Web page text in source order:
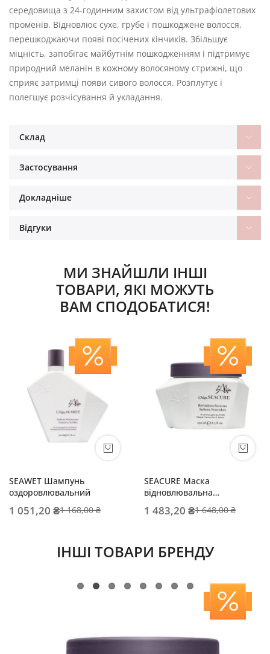
середовища з 24-годинним захистом від ультрафіолетових
променів. Відновлює сухе, грубе і пошкоджене волосся,
перешкоджаючи появі посічених кінчиків. Збільшує
міцність, запобігає майбутнім пошкодженням і підтримує
природний меланін в кожному волосяному стрижні, що
сприяє затримці появи сивого волосся. Розплутує і
полегшує розчісування й укладання.
Склад
Застосування
Докладніше
Відгуки
МИ ЗНАЙШЛИ ІНШІ
ТОВАРИ, ЯКІ МОЖУТЬ
ВАМ СПОДОБАТИСЯ!
SEAWET Шампунь
оздоровлювальний
1 051,20 ₴1 168,00 ₴
SEACURE Маска
відновлювальна
1 483,20 ₴1 648,00 ₴
ІНШІ ТОВАРИ БРЕНДУ